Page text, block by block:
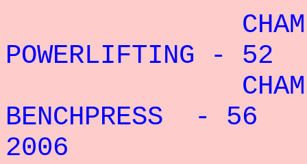
CHAMPION
POWERLIFTING -
CHAMPION
BENCHPRESS - 56
2006